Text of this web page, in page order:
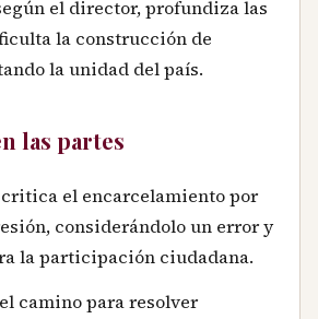
el director, profundiza las
la construcción de
la unidad del país.
las partes
critica el encarcelamiento por
considerándolo un error y
la participación ciudadana.
camino para resolver